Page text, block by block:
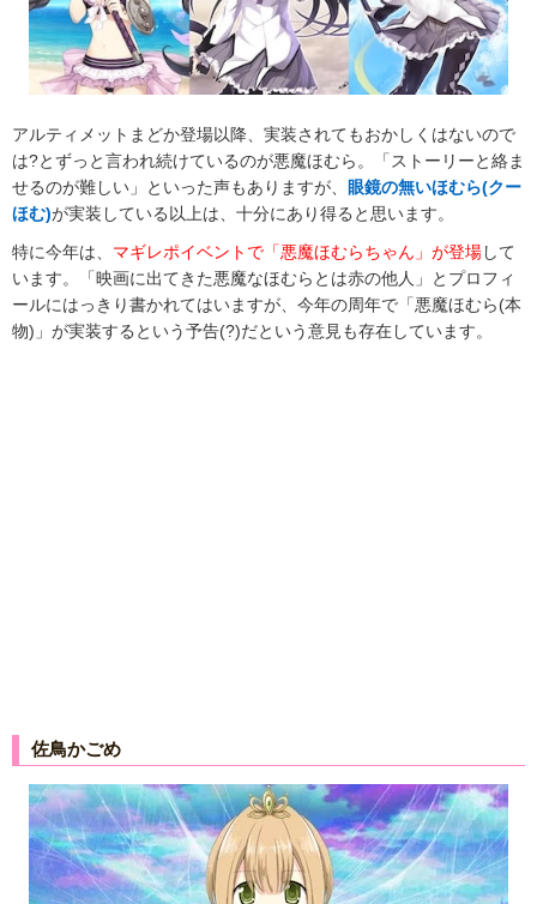
アルティメットまどか登場以降、実装されてもおかしくはないので
は?とずっと言われ続けているのが悪魔ほむら。「ストーリーと絡ま
せるのが難しい」といった声もありますが、
眼鏡の無いほむら(クー
ほむ)が実装している以上は、十分にあり得ると思います。
特に今年は、 マギレポイベントで「悪魔ほむらちゃん」が登場して
います。「映画に出てきた悪魔なほむらとは赤の他人」とプロフィ
ールにはっきり書かれてはいますが、今年の周年で「悪魔ほむら(本
物)」が実装するという予告(?)だという意見も存在しています。
佐鳥かごめ